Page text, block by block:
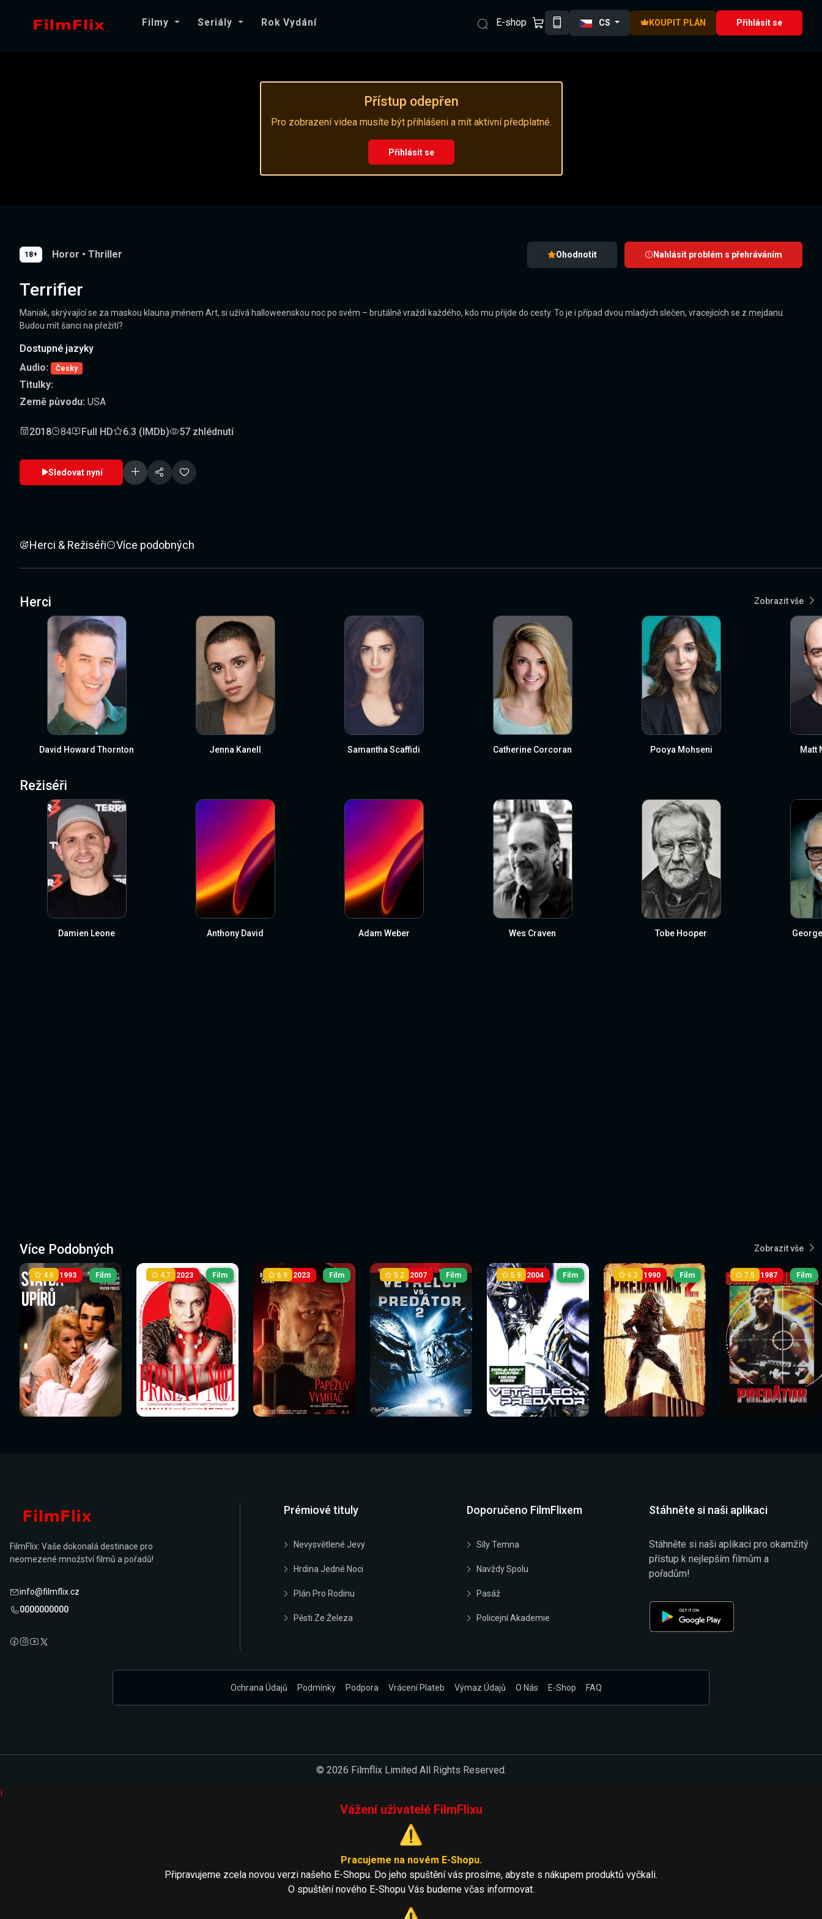
Filmy Seriály Rok Vydání E-shop CS KOUPIT PLÁN Přihlásit se
Přístup odepřen
Pro zobrazení videa musíte být přihlášeni a mít aktivní předplatné.
Přihlásit se
18+ Horor • Thriller Ohodnotit Nahlásit problém s přehráváním
Terrifier
Maniak, skrývající se za maskou klauna jménem Art, si užívá halloweenskou noc po svém – brutálně vraždí každého, kdo mu přijde do cesty. To je i případ dvou mladých slečen, vracejících se z mejdanu.
Budou mít šanci na přežití?
Dostupné jazyky
Audio:
Česky
Titulky:
Země původu: USA
2018 84 Full HD 6.3 (IMDb) 57 zhlédnutí
Sledovat nyní
Herci & Režiséři Více podobných
Herci Zobrazit vše
David Howard Thornton Jenna Kanell Samantha Scaffidi Catherine Corcoran Pooya Mohseni Matt
Režiséři
Damien Leone Anthony David Adam Weber Wes Craven Tobe Hooper
Více Podobných Zobrazit vše
1993
Sledovat
nyní
4.6 Film
Sledovat nyní
2023
Sledovat
nyní
4.7 Film
Sledovat nyní
2023
nyní
6.9 Film
Sledovat nyní
2007
Sledovat
nyní
5.2 Film
Sledovat nyní
2004
Sledovat
nyní
5.9 Film
Sledovat nyní
1990
Sledovat
nyní
6.2 Film
Sledovat nyní
1987
Sledovat
7.5 Film
FilmFlix: Vaše dokonalá destinace pro
neomezené množství filmů a pořadů!
info@filmflix.cz
0000000000
Prémiové tituly
Nevysvětlené Jevy
Hrdina Jedné Noci
Plán Pro Rodinu
Pěsti Ze Železa
Doporučeno FilmFlixem
Síly Temna
Navždy Spolu
Pasáž
Policejní Akademie
Stáhněte si naši aplikaci
Stáhněte si naši aplikaci pro okamžitý
přístup k nejlepším filmům a
pořadům!
Ochrana Údajů Podmínky Podpora Vrácení Plateb Výmaz Údajů O Nás E-Shop FAQ
© 2026 Filmflix Limited All Rights Reserved.
i
Vážení uživatelé FilmFlixu
⚠️
Pracujeme na novém E-Shopu.
Připravujeme zcela novou verzi našeho E-Shopu. Do jeho spuštění vás prosíme, abyste s nákupem produktů vyčkali.
O spuštění nového E-Shopu Vás budeme včas informovat.